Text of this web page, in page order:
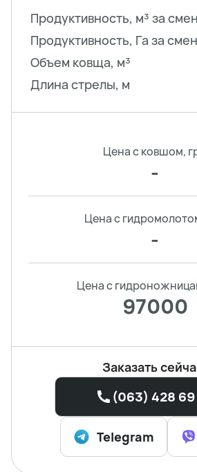
Продуктивность, м³ за
Продуктивность, Га за
Объем ковща, м³
Длина стрелы, м
Цена с ковшом,
-
Цена с
-
Цена с
97000
Заказать
(063) 428 69
Telegram